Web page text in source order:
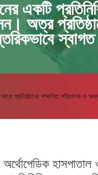
একটি
অত্র
স্বাগত
অত্র প্রতিষ্ঠানের সম্মানিত পরিচালক ও
হাসপাতাল